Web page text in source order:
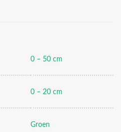
0 – 50 cm
0 – 20 cm
Groen